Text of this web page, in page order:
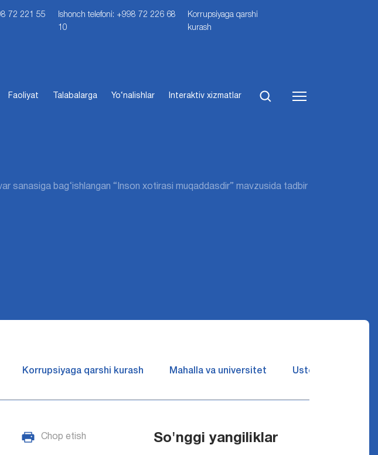
72 221 55
Ishonch telefoni: +998 72 226 68
10
Korrupsiyaga qarshi
kurash
Faoliyat Talabalarga Yo‘nalishlar Interaktiv xizmatlar
sanasiga bag‘ishlangan “Inson xotirasi muqaddasdir” mavzusida tadbir
Korrupsiyaga qarshi kurash Mahalla va universitet Ustozlar suhbatin
Chop etish So'nggi yangiliklar